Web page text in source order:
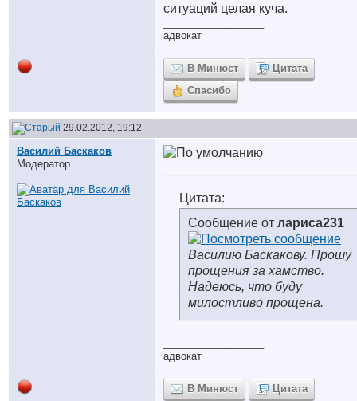
ситуаций целая куча.
адвокат
В Минюст
Цитата
Спасибо
29.02.2012, 19:12
Василий Баскаков
Модератор
Цитата:
Сообщение от лариса231
Василию Баскакову. Прошу
прощения за хамство.
Надеюсь, что буду
милостливо прощена.
адвокат
В Минюст
Цитата